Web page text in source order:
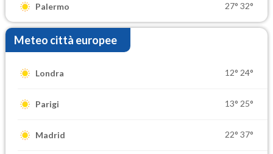
Palermo 27° 32°
Meteo città europee
Londra 12° 24°
Parigi 13° 25°
Madrid 22° 37°